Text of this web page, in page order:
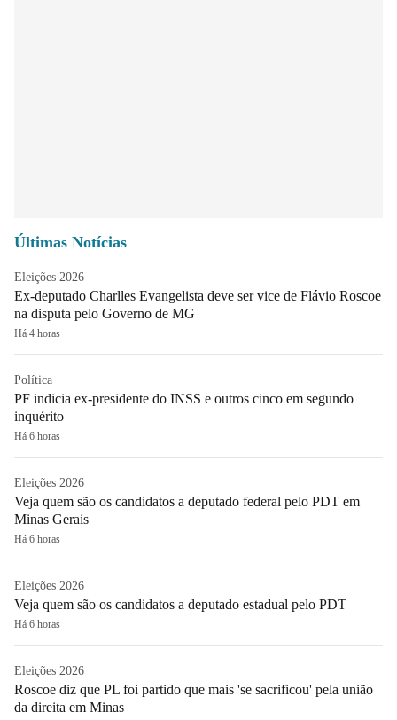
Últimas Notícias
Eleições 2026
Ex-deputado Charlles Evangelista deve ser vice de Flávio Roscoe
na disputa pelo Governo de MG
Há 4 horas
Política
PF indicia ex-presidente do INSS e outros cinco em segundo
inquérito
Há 6 horas
Eleições 2026
Veja quem são os candidatos a deputado federal pelo PDT em
Minas Gerais
Há 6 horas
Eleições 2026
Veja quem são os candidatos a deputado estadual pelo PDT
Há 6 horas
Eleições 2026
Roscoe diz que PL foi partido que mais 'se sacrificou' pela união
da direita em Minas